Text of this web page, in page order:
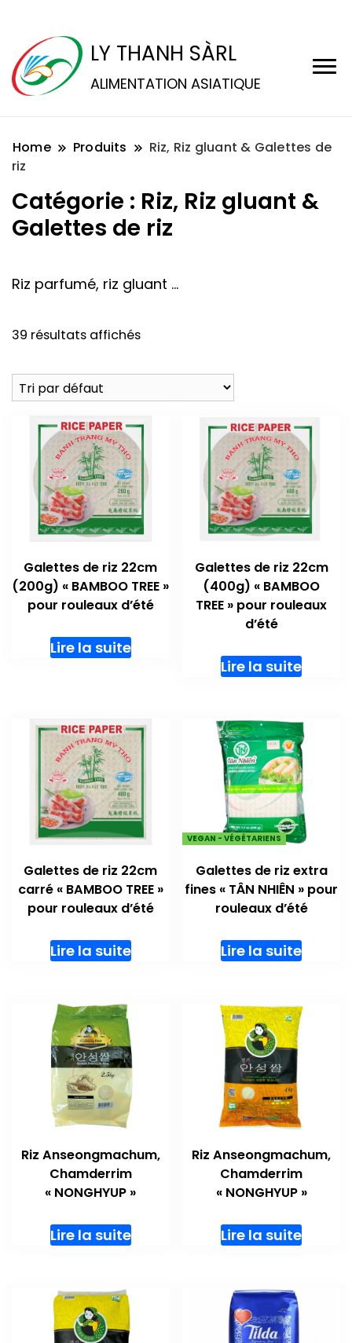
LY THANH SÀRL
ALIMENTATION ASIATIQUE
Home Produits
Riz, Riz gluant & Galettes de
riz
Catégorie : Riz, Riz gluant &
Galettes de riz
Riz parfumé, riz gluant …
39 résultats affichés
Galettes de riz 22cm
(200g) « BAMBOO TREE »
pour rouleaux d’été
Lire la suite
Galettes de riz 22cm
(400g) « BAMBOO
TREE » pour rouleaux
d’été
Lire la suite
Galettes de riz 22cm
carré « BAMBOO TREE »
pour rouleaux d’été
Lire la suite
VEGAN - VÉGÉTARIENS
Galettes de riz extra
fines « TÂN NHIÊN » pour
rouleaux d’été
Lire la suite
Riz Anseongmachum,
Chamderrim
« NONGHYUP »
Lire la suite
Riz Anseongmachum,
Chamderrim
« NONGHYUP »
Lire la suite